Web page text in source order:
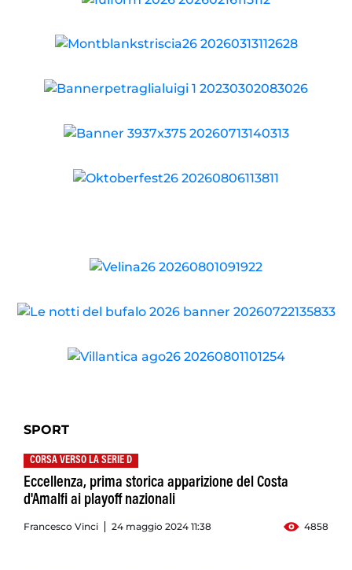
SPORT
CORSA VERSO LA SERIE D
Eccellenza, prima storica apparizione del Costa
d'Amalfi ai playoff nazionali
Francesco Vinci 24 maggio 2024 11:38 4858